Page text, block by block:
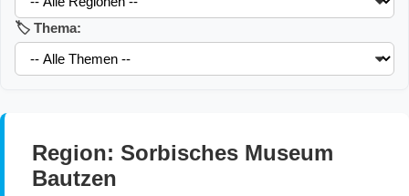
🏷️ Thema:
Region: Sorbisches Museum
Bautzen